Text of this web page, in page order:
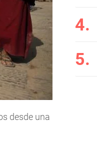
desde una